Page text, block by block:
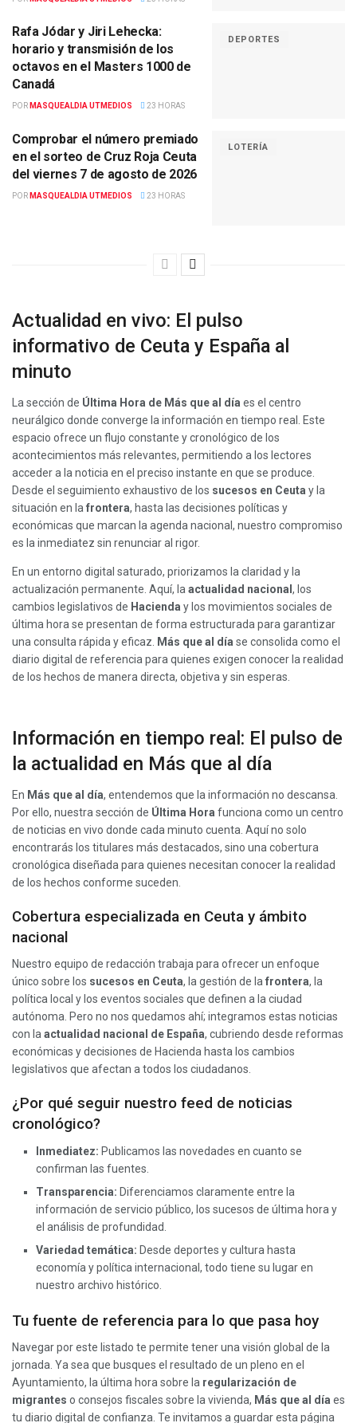
DEPORTES
Rafa Jódar y Jiri Lehecka:
horario y transmisión de los
octavos en el Masters 1000 de
Canadá
POR MASQUEALDIA UTMEDIOS 23 HORAS
LOTERÍA
Comprobar el número premiado
en el sorteo de Cruz Roja Ceuta
del viernes 7 de agosto de 2026
POR MASQUEALDIA UTMEDIOS 23 HORAS
Actualidad en vivo: El pulso
informativo de Ceuta y España al
minuto
La sección de Última Hora de Más que al día es el centro
neurálgico donde converge la información en tiempo real. Este
espacio ofrece un flujo constante y cronológico de los
acontecimientos más relevantes, permitiendo a los lectores
acceder a la noticia en el preciso instante en que se produce.
Desde el seguimiento exhaustivo de los sucesos en Ceuta y la
situación en la frontera, hasta las decisiones políticas y
económicas que marcan la agenda nacional, nuestro compromiso
es la inmediatez sin renunciar al rigor.
En un entorno digital saturado, priorizamos la claridad y la
actualización permanente. Aquí, la actualidad nacional , los
cambios legislativos de Hacienda y los movimientos sociales de
última hora se presentan de forma estructurada para garantizar
una consulta rápida y eficaz.
Más que al día se consolida como el
diario digital de referencia para quienes exigen conocer la realidad
de los hechos de manera directa, objetiva y sin esperas.
Información en tiempo real: El pulso de
la actualidad en Más que al día
En Más que al día, entendemos que la información no descansa.
Por ello, nuestra sección de Última Hora funciona como un centro
de noticias en vivo donde cada minuto cuenta. Aquí no solo
encontrarás los titulares más destacados, sino una cobertura
cronológica diseñada para quienes necesitan conocer la realidad
de los hechos conforme suceden.
Cobertura especializada en Ceuta y ámbito
nacional
Nuestro equipo de redacción trabaja para ofrecer un enfoque
único sobre los sucesos en Ceuta, la gestión de lafrontera, la
política local y los eventos sociales que definen a la ciudad
autónoma. Pero no nos quedamos ahí; integramos estas noticias
con laactualidad nacional de España, cubriendo desde reformas
económicas y decisiones de Hacienda hasta los cambios
legislativos que afectan a todos los ciudadanos.
¿Por qué seguir nuestro feed de noticias
cronológico?
Inmediatez: Publicamos las novedades en cuanto se
confirman las fuentes.
Transparencia: Diferenciamos claramente entre la
información de servicio público, los sucesos de última hora y
el análisis de profundidad.
Variedad temática: Desde deportes y cultura hasta
economía y política internacional, todo tiene su lugar en
nuestro archivo histórico.
Tu fuente de referencia para lo que pasa hoy
Navegar por este listado te permite tener una visión global de la
jornada. Ya sea que busques el resultado de un pleno en el
Ayuntamiento, la última hora sobre la regularización de
migrantes o consejos fiscales sobre la vivienda, Más que al día es
tu diario digital de confianza. Te invitamos a guardar esta página